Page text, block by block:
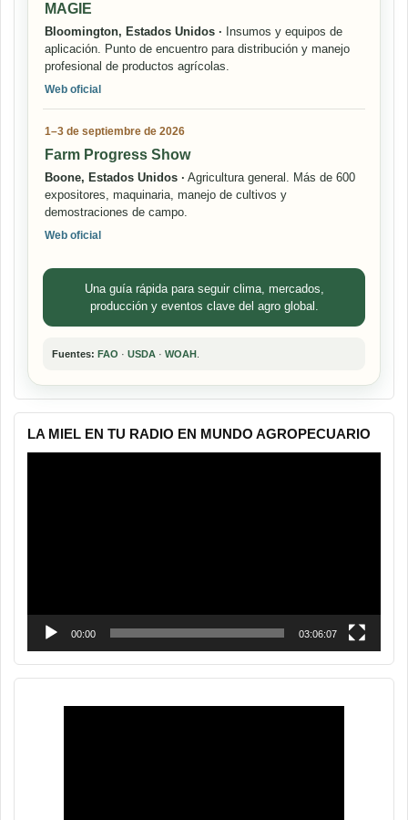
MAGIE
Bloomington, Estados Unidos · Insumos y equipos de
aplicación. Punto de encuentro para distribución y manejo
profesional de productos agrícolas.
Web oficial
1–3 de septiembre de 2026
Farm Progress Show
Boone, Estados Unidos · Agricultura general. Más de 600
expositores, maquinaria, manejo de cultivos y
demostraciones de campo.
Web oficial
Una guía rápida para seguir clima, mercados,
producción y eventos clave del agro global.
Fuentes: FAO · USDA · WOAH
LA MIEL EN TU RADIO EN MUNDO AGROPECUARIO
00:00 03:06:07